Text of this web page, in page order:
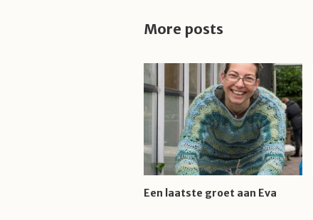
More posts
Een laatste groet aan Eva